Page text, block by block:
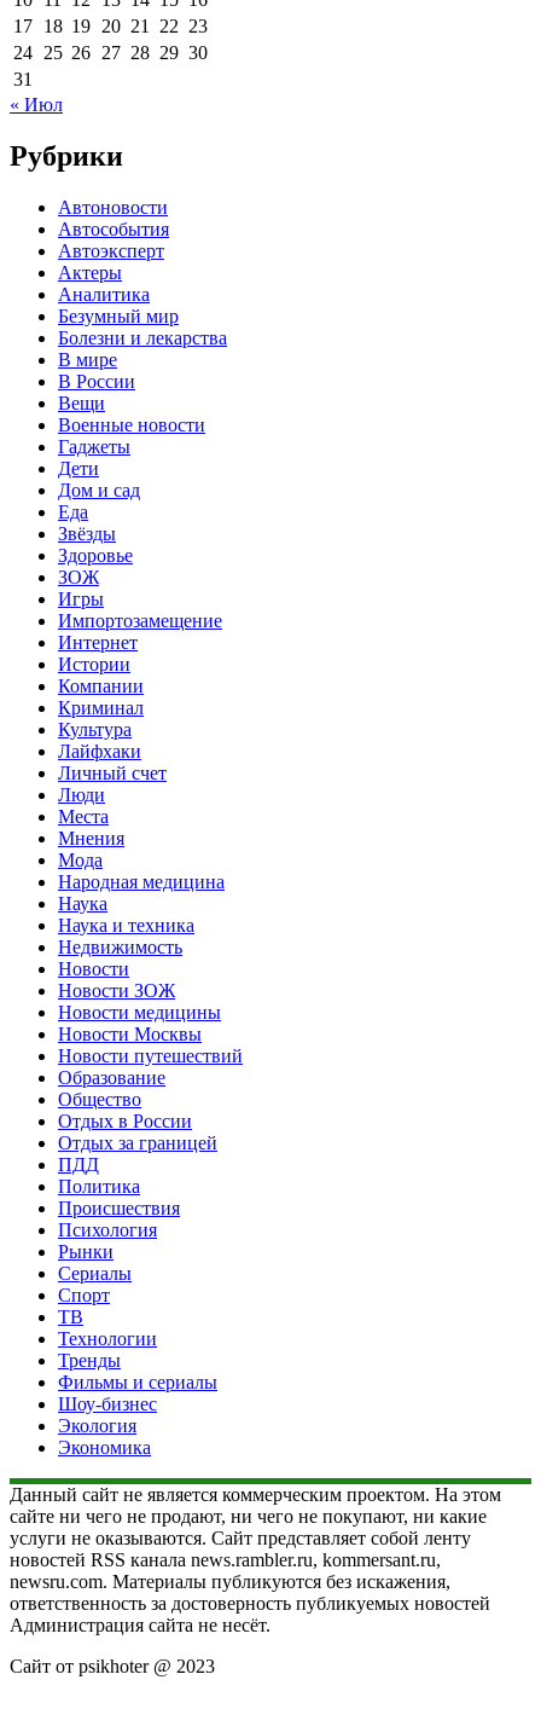
17 18 19 20 21 22 23
24 25 26 27 28 29 30
31
« Июл
Рубрики
Автоновости
Автособытия
Автоэксперт
Актеры
Аналитика
Безумный мир
Болезни и лекарства
В мире
В России
Вещи
Военные новости
Гаджеты
Дети
Дом и сад
Еда
Звёзды
Здоровье
ЗОЖ
Игры
Импортозамещение
Интернет
Истории
Компании
Криминал
Культура
Лайфхаки
Личный счет
Люди
Места
Мнения
Мода
Народная медицина
Наука
Наука и техника
Недвижимость
Новости
Новости ЗОЖ
Новости медицины
Новости Москвы
Новости путешествий
Образование
Общество
Отдых в России
Отдых за границей
ПДД
Политика
Происшествия
Психология
Рынки
Сериалы
Спорт
ТВ
Технологии
Тренды
Фильмы и сериалы
Шоу-бизнес
Экология
Экономика
Данный сайт не является коммерческим проектом. На этом
сайте ни чего не продают, ни чего не покупают, ни какие
услуги не оказываются. Сайт представляет собой ленту
новостей RSS канала news.rambler.ru, kommersant.ru,
newsru.com. Материалы публикуются без искажения,
ответственность за достоверность публикуемых новостей
Администрация сайта не несёт.
Сайт от psikhoter @ 2023